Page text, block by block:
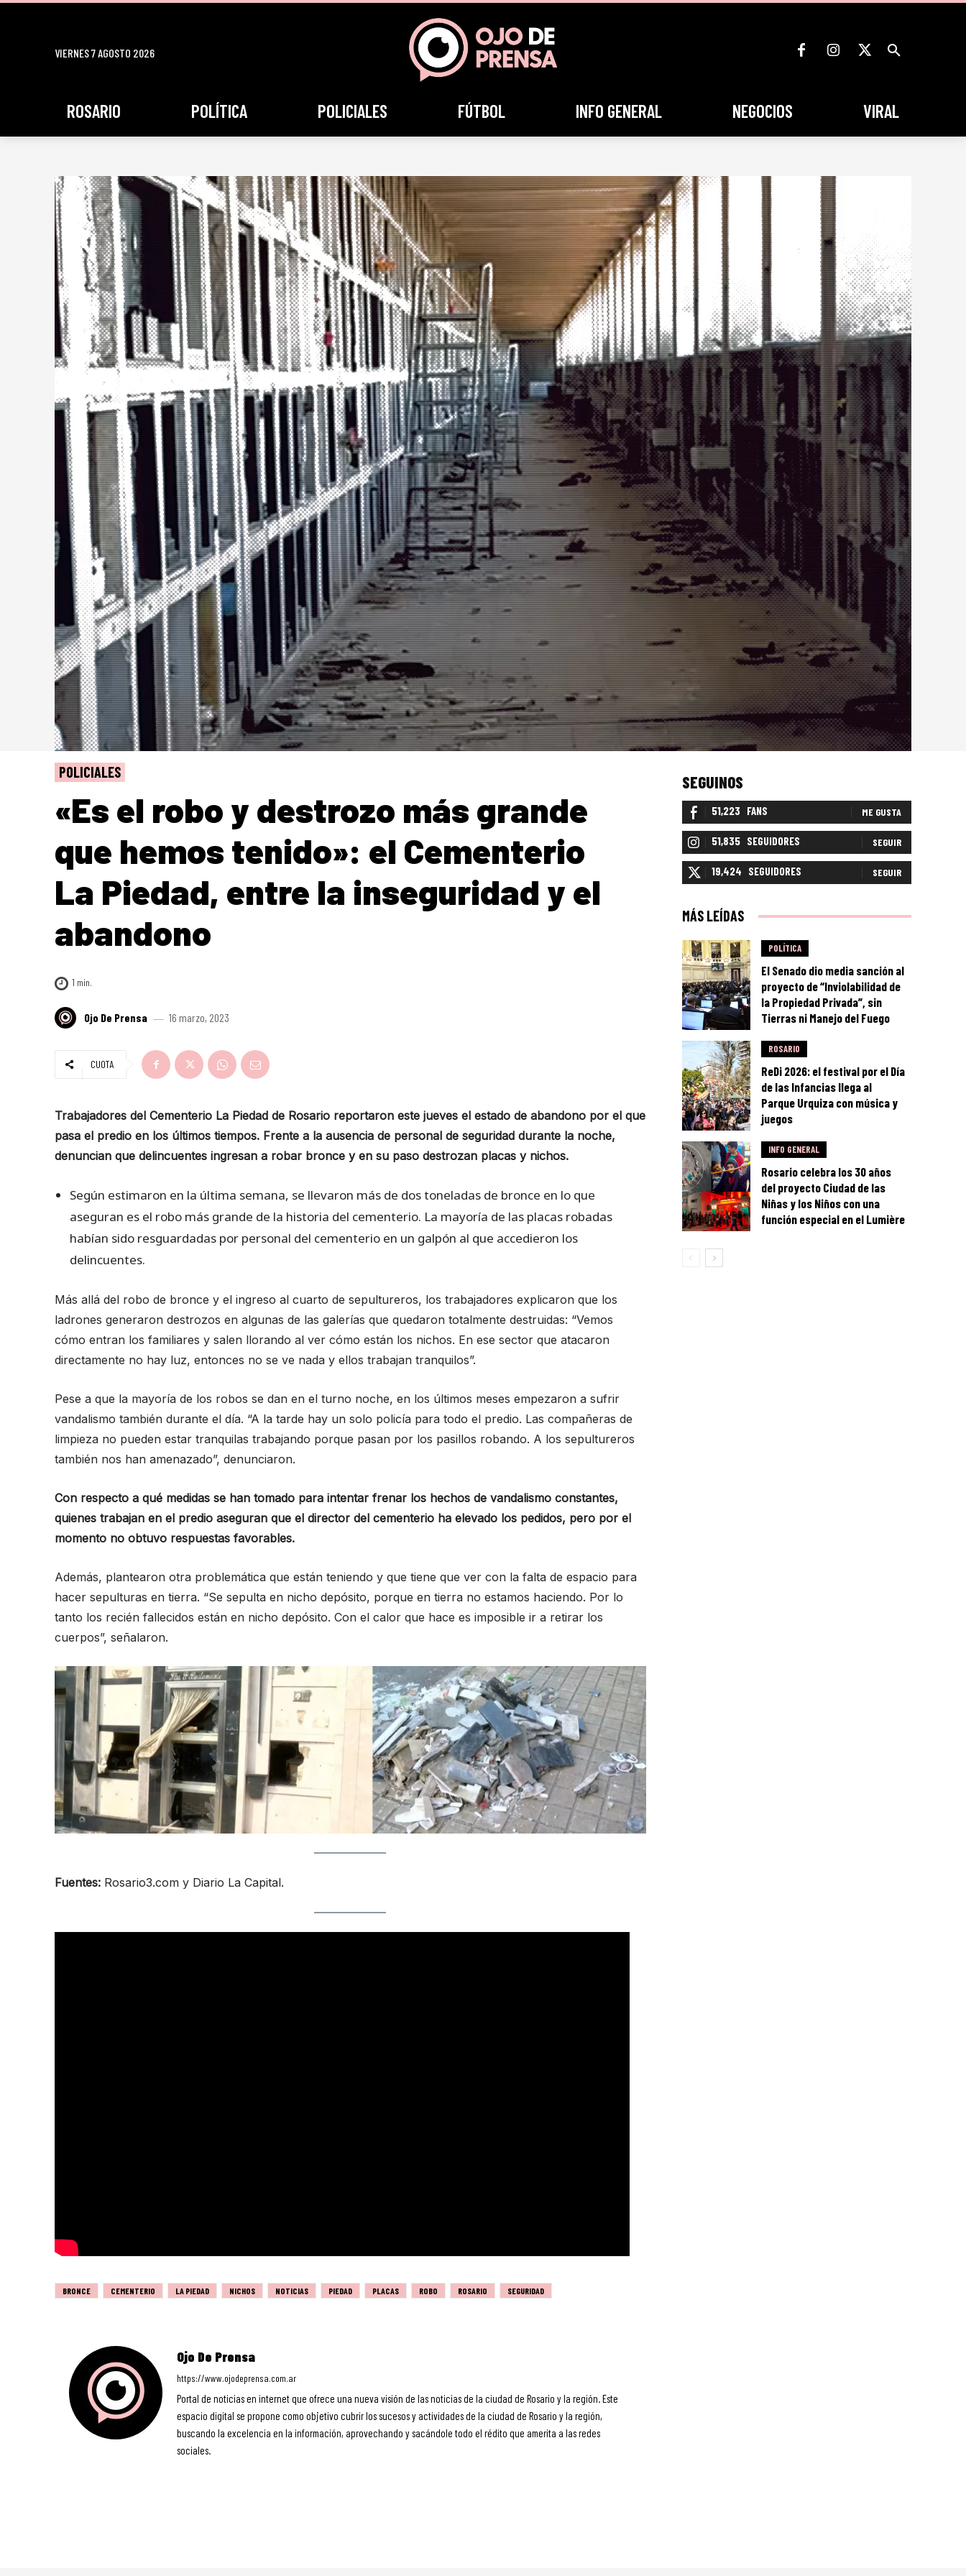
VIERNES 7 AGOSTO 2026
ROSARIO POLÍTICA POLICIALES FÚTBOL INFO GENERAL NEGOCIOS VIRAL
POLICIALES
«Es el robo y destrozo más grande
que hemos tenido»: el Cementerio
La Piedad, entre la inseguridad y el
abandono
1 min.
Ojo De Prensa 16 marzo, 2023
CUOTA
Trabajadores del Cementerio La Piedad de Rosario reportaron este jueves el estado de abandono por el que
pasa el predio en los últimos tiempos. Frente a la ausencia de personal de seguridad durante la noche,
denuncian que delincuentes ingresan a robar bronce y en su paso destrozan placas y nichos.
Según estimaron en la última semana, se llevaron más de dos toneladas de bronce en lo que
aseguran es el robo más grande de la historia del cementerio. La mayoría de las placas robadas
habían sido resguardadas por personal del cementerio en un galpón al que accedieron los
delincuentes.
Más allá del robo de bronce y el ingreso al cuarto de sepultureros, los trabajadores explicaron que los
ladrones generaron destrozos en algunas de las galerías que quedaron totalmente destruidas: “Vemos
cómo entran los familiares y salen llorando al ver cómo están los nichos. En ese sector que atacaron
directamente no hay luz, entonces no se ve nada y ellos trabajan tranquilos”.
Pese a que la mayoría de los robos se dan en el turno noche, en los últimos meses empezaron a sufrir
vandalismo también durante el día. “A la tarde hay un solo policía para todo el predio. Las compañeras de
limpieza no pueden estar tranquilas trabajando porque pasan por los pasillos robando. A los sepultureros
también nos han amenazado”, denunciaron.
Con respecto a qué medidas se han tomado para intentar frenar los hechos de vandalismo constantes,
quienes trabajan en el predio aseguran que el director del cementerio ha elevado los pedidos, pero por el
momento no obtuvo respuestas favorables.
Además, plantearon otra problemática que están teniendo y que tiene que ver con la falta de espacio para
hacer sepulturas en tierra. “Se sepulta en nicho depósito, porque en tierra no estamos haciendo. Por lo
tanto los recién fallecidos están en nicho depósito. Con el calor que hace es imposible ir a retirar los
cuerpos”, señalaron.
Fuentes: Rosario3.com y Diario La Capital.
BRONCE CEMENTERIO LA PIEDAD NICHOS NOTICIAS PIEDAD PLACAS ROBO ROSARIO SEGURIDAD
Ojo De Prensa
https://www.ojodeprensa.com.ar
Portal de noticias en internet que ofrece una nueva visión de las noticias de la ciudad de Rosario y la región. Este
espacio digital se propone como objetivo cubrir los sucesos y actividades de la ciudad de Rosario y la región,
buscando la excelencia en la información, aprovechando y sacándole todo el rédito que amerita a las redes
sociales.
SEGUINOS
51,223 FANS ME GUSTA
51,835 SEGUIDORES SEGUIR
19,424 SEGUIDORES SEGUIR
MÁS LEÍDAS
POLÍTICA
El Senado dio media sanción al
proyecto de “Inviolabilidad de
la Propiedad Privada”, sin
Tierras ni Manejo del Fuego
ROSARIO
ReDi 2026: el festival por el Día
de las Infancias llega al
Parque Urquiza con música y
juegos
INFO GENERAL
Rosario celebra los 30 años
del proyecto Ciudad de las
Niñas y los Niños con una
función especial en el Lumière